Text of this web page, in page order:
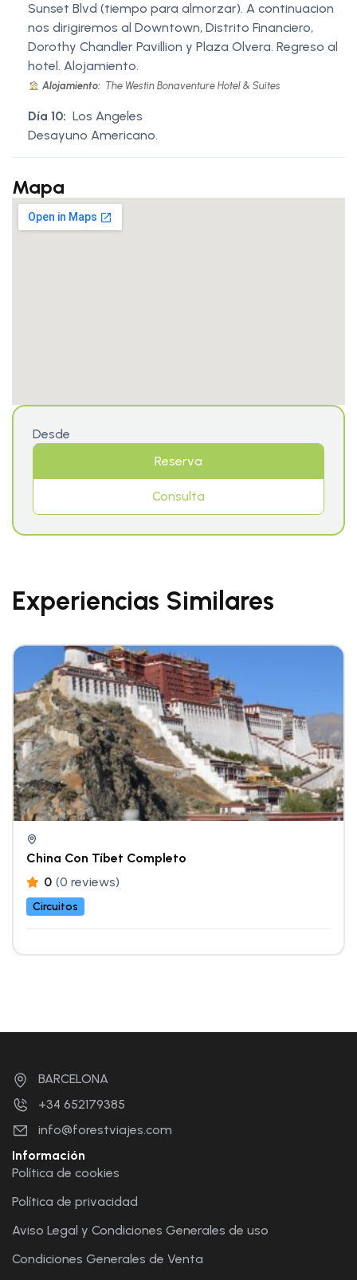
Sunset Blvd (tiempo para almorzar). A continuacion
nos dirigiremos al Downtown, Distrito Financiero,
Dorothy Chandler Pavillion y Plaza Olvera. Regreso al
hotel. Alojamiento.
Alojamiento: The Westin Bonaventure Hotel & Suites
Día 10: Los Angeles
Desayuno Americano.
Mapa
Desde
Reserva
Consulta
Experiencias Similares
China Con Tíbet Completo
0 (0 reviews)
Circuitos
BARCELONA
+34 652179385
info@forestviajes.com
Información
Política de cookies
Política de privacidad
Aviso Legal y Condiciones Generales de uso
Condiciones Generales de Venta